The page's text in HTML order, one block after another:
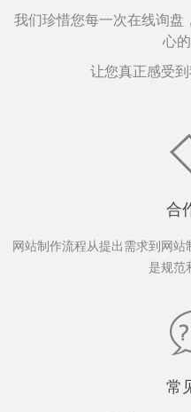
我们珍惜您每一次在线询盘
心的
让您真正感受到
合
网站制作流程从提出需求到网
是规范
常